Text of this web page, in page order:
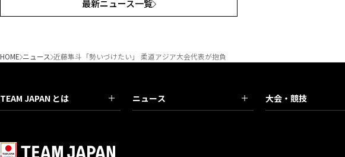
最新ニュース一覧
HOME ニュース 近藤隼斗「勢いづけたい」 柔道アジア大会代表が抱負
TEAM JAPAN とは ニュース 大会・競技